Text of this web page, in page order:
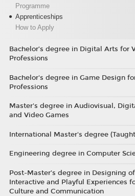
Programme
Apprenticeships
How to Apply
Bachelor’s degree in Digital Arts for
Professions
Bachelor's degree in Game Design
Professions
Master's degree in Audiovisual,
and Video Games
International Master's degree
Engineering degree in Computer
Post-Master’s degree in Designing
Interactive and Playful Experiences
Culture and Communication